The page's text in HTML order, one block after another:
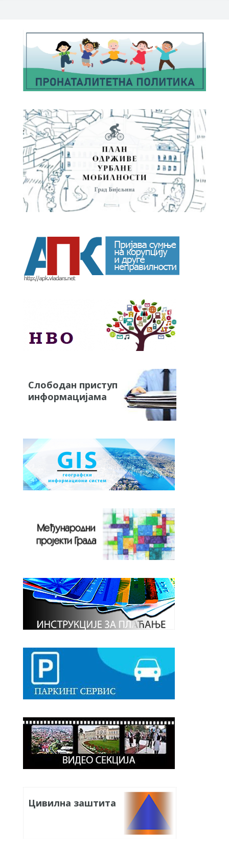
Слободан приступ
информацијама
Цивилна заштита